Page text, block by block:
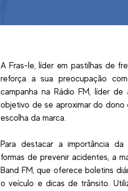
A Fras-le, líder em pastilhas de
reforça a sua preocupação
campanha na Rádio FM, líder
objetivo de se aproximar do dono
escolha da marca.
Para destacar a importância
formas de prevenir acidentes, a
Band FM, que oferece boletins
o veículo e dicas de trânsito.